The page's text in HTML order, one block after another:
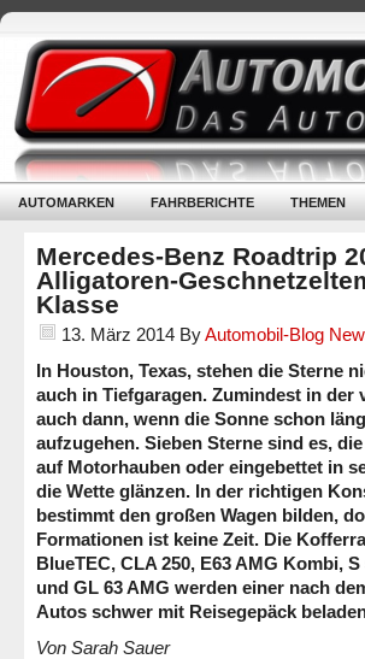
AUTOMARKEN FAHRBERICHTE THEMEN
Mercedes-Benz Roadtrip
Alligatoren-
Klasse
13. März 2014 ByAutomobil-Blog
In Houston, Texas, stehen die Sterne
auch in Tiefgaragen. Zumindest in der
auch dann, wenn die Sonne schon
aufzugehen. Sieben Sterne sind es,
auf Motorhauben oder eingebettet in
die Wette glänzen. In der richtigen
bestimmt den großen Wagen bilden,
Formationen ist keine Zeit. Die
BlueTEC, CLA 250, E63 AMG Kombi,
und GL 63 AMG werden einer nach
Autos schwer mit Reisegepäck
Von Sarah Sauer